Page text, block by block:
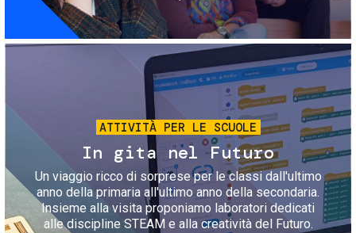
Immagine
ATTIVITÀ PER LE SCUOLE
In gita nel Futuro
Un viaggio ricco di sorprese per le classi dall'ultimo
anno della primaria all'ultimo anno della secondaria.
Insieme alla visita proponiamo laboratori dedicati
alle discipline STEAM e alla creatività del Futuro.